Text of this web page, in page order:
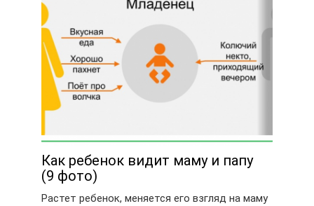
Как ребенок видит маму и папу
(9 фото)
Растет ребенок, меняется его взгляд на маму